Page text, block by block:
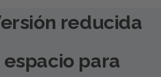
reducida
para